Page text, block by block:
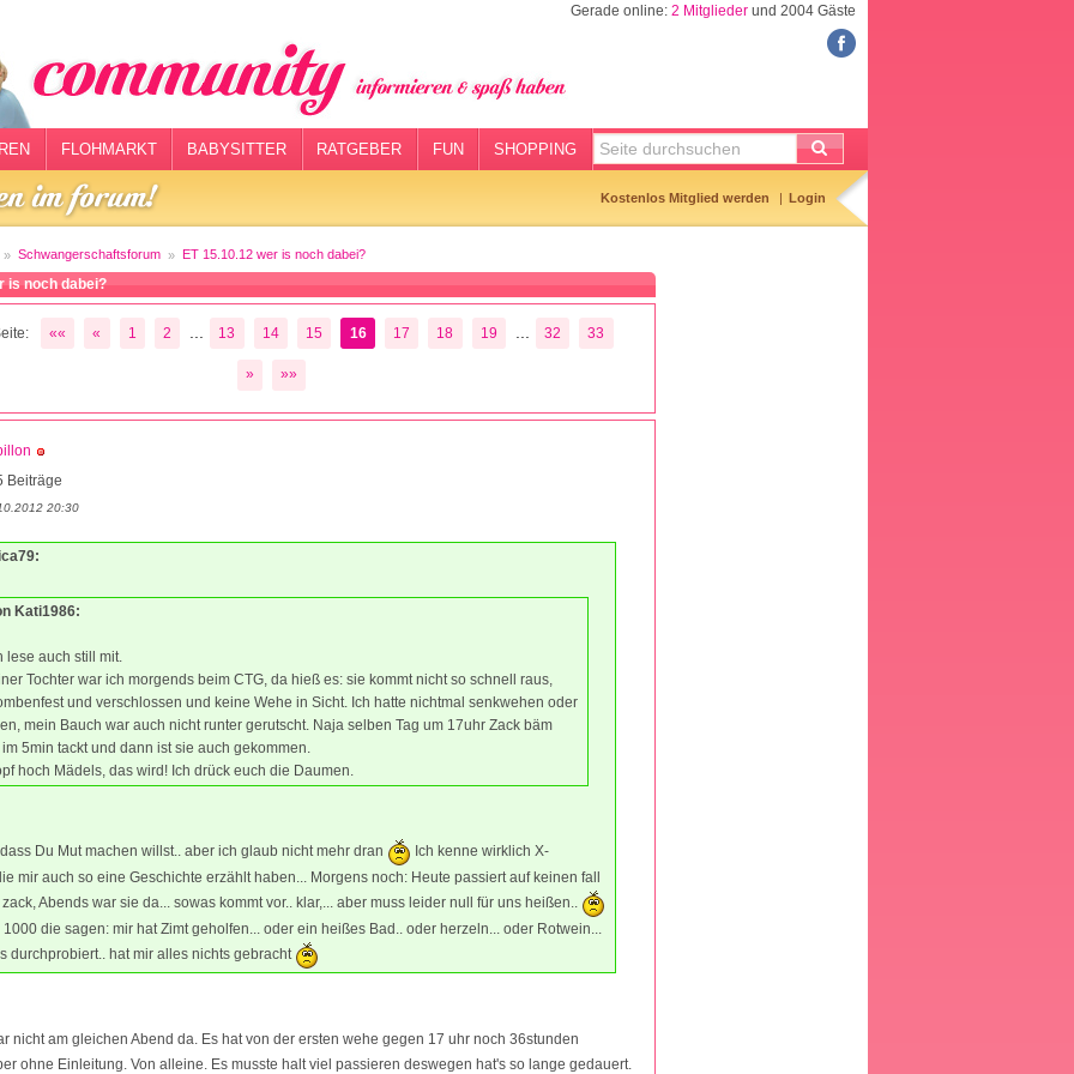
Gerade online: 2 Mitglieder und 2004 Gäste
FLOHMARKT BABYSITTER RATGEBER FUN SHOPPING
Kostenlos Mitglied werden Login
Schwangerschaftsforum ET 15.10.12 wer is noch dabei?
is noch dabei?
«« « 1 2 13 14 15 16 17 18 19 32 33
» »»
Beiträge
20:30
Kati1986:
lese auch still mit.
Tochter war ich morgends beim CTG, da hieß es: sie kommt nicht so schnell raus,
und verschlossen und keine Wehe in Sicht. Ich hatte nichtmal senkwehen oder
mein Bauch war auch nicht runter gerutscht. Naja selben Tag um 17uhr Zack bäm
5min tackt und dann ist sie auch gekommen.
hoch Mädels, das wird! Ich drück euch die Daumen.
Du Mut machen willst.. aber ich glaub nicht mehr dran
Ich kenne wirklich X-
mir auch so eine Geschichte erzählt haben... Morgens noch: Heute passiert auf keinen fall
Abends war sie da... sowas kommt vor.. klar,... aber muss leider null für uns heißen..
die sagen: mir hat Zimt geholfen... oder ein heißes Bad.. oder herzeln... oder Rotwein...
durchprobiert.. hat mir alles nichts gebracht
nicht am gleichen Abend da. Es hat von der ersten wehe gegen 17 uhr noch 36stunden
ohne Einleitung. Von alleine. Es musste halt viel passieren deswegen hat's so lange gedauert.